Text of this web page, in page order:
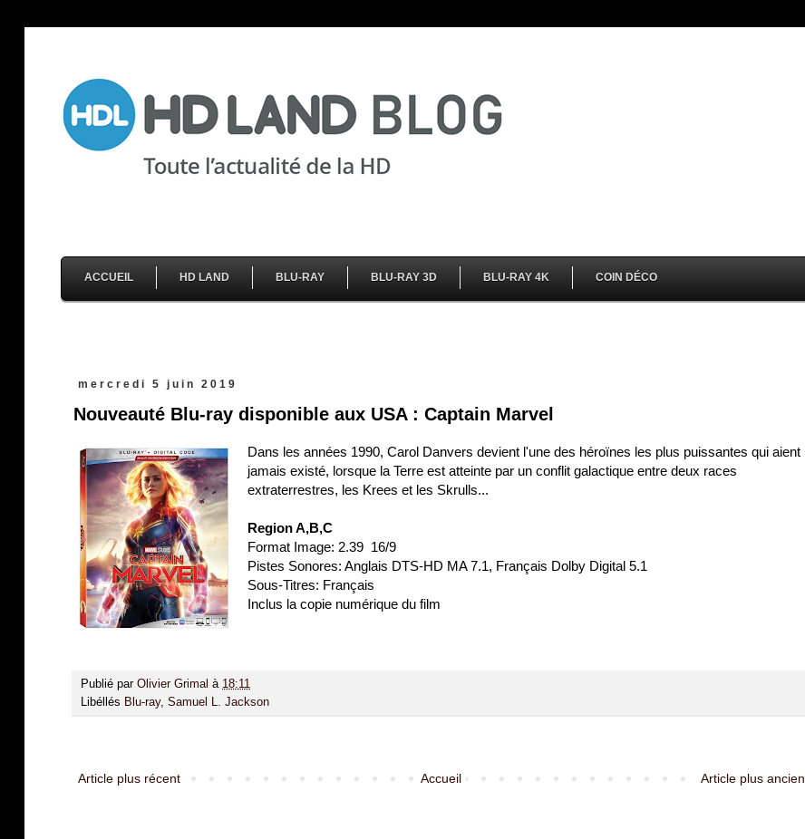
ACCUEIL HD LAND BLU-RAY BLU-RAY 3D BLU-RAY 4K COIN DÉCO
mercredi 5 juin 2019
Nouveauté Blu-ray disponible aux USA : Captain Marvel
Dans les années 1990, Carol Danvers devient l'une des héroïnes les plus puissantes qui aient
jamais existé, lorsque la Terre est atteinte par un conflit galactique entre deux races
extraterrestres, les Krees et les Skrulls...
Region A,B,C
Format Image: 2.39 16/9
Pistes Sonores: Anglais DTS-HD MA 7.1, Français Dolby Digital 5.1
Sous-Titres: Français
Inclus la copie numérique du film
Publié par Olivier Grimal à 18:11
Libéllés Blu-ray, Samuel L. Jackson
Article plus récent Article plus ancien
Accueil